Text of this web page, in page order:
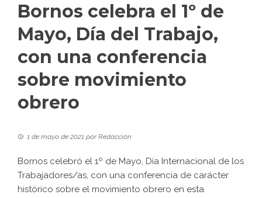
Bornos celebra el 1º de
Mayo, Día del Trabajo,
con una conferencia
sobre movimiento
obrero
1 de mayo de 2021 porRedacción
Bornos celebró el 1º de Mayo, Día Internacional de los
Trabajadores/as, con una conferencia de carácter
histórico sobre el movimiento obrero en esta